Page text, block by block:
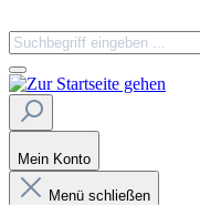
Mein Konto
Menü schließen